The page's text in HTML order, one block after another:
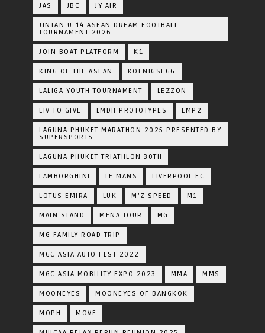
JAS JBC JY AIR
JINTAN U-14 ASEAN DREAM FOOTBALL
TOURNAMENT 2026
JOIN BOAT PLATFORM K1
KING OF THE ASEAN KOENIGSEGG
LALIGA YOUTH TOURNAMENT LEZZON
LIV TO GIVE LMDH PROTOTYPES LMP2
LAGUNA PHUKET MARATHON 2025 PRESENTED BY
SUPERSPORTS
LAGUNA PHUKET TRIATHLON 30TH
LAMBORGHINI LE MANS LIVERPOOL FC
LOTUS EMIRA LUK M'Z SPEED M1
MAIN STAND MENA TOUR MG
MG FAMILY ROAD TRIP
MGC ASIA AUTO FEST 2022
MGC ASIA MOBILITY EXPO 2023 MMA MMS
MOONEYES MOONEYES OF BANGKOK
MOPH MOVE